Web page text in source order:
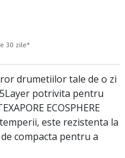
30 zile*
drumetiilor tale de o zi
potrivita pentru
ECOSPHERE
este rezistenta la
compacta pentru a